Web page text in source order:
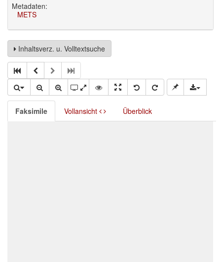
Metadaten:
METS
Inhaltsverz. u. Volltextsuche
Faksimile Vollansicht Überblick